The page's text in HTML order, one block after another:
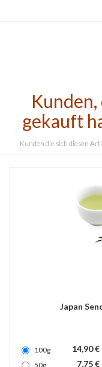
gekauft
Kunden die sich diesen
Japan
100g 14,90 €
50g
7,75 €